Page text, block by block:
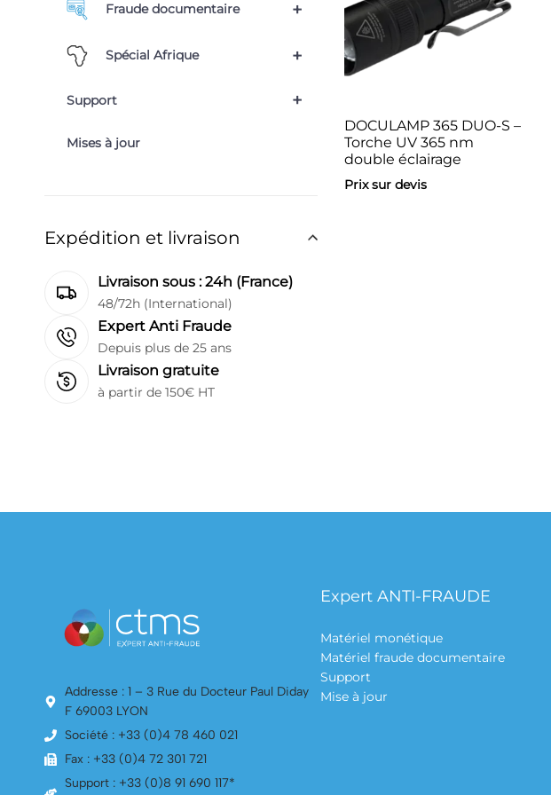
DOCULAMP 365 DUO-S –
Torche UV 365 nm
double éclairage
Prix sur devis
+
Fraude documentaire
+
Spécial Afrique
+
Support
Mises à jour
Expédition et livraison
Livraison sous : 24h (France)
48/72h (International)
Expert Anti Fraude
Depuis plus de 25 ans
Livraison gratuite
à partir de 150€ HT
Addresse : 1 – 3 Rue du Docteur Paul Diday
F 69003 LYON
Société : +33 (0)4 78 460 021
Fax : +33 (0)4 72 301 721
Support : +33 (0)8 91 690 117*
Expert ANTI-FRAUDE
Matériel monétique
Matériel fraude documentaire
Support
Mise à jour